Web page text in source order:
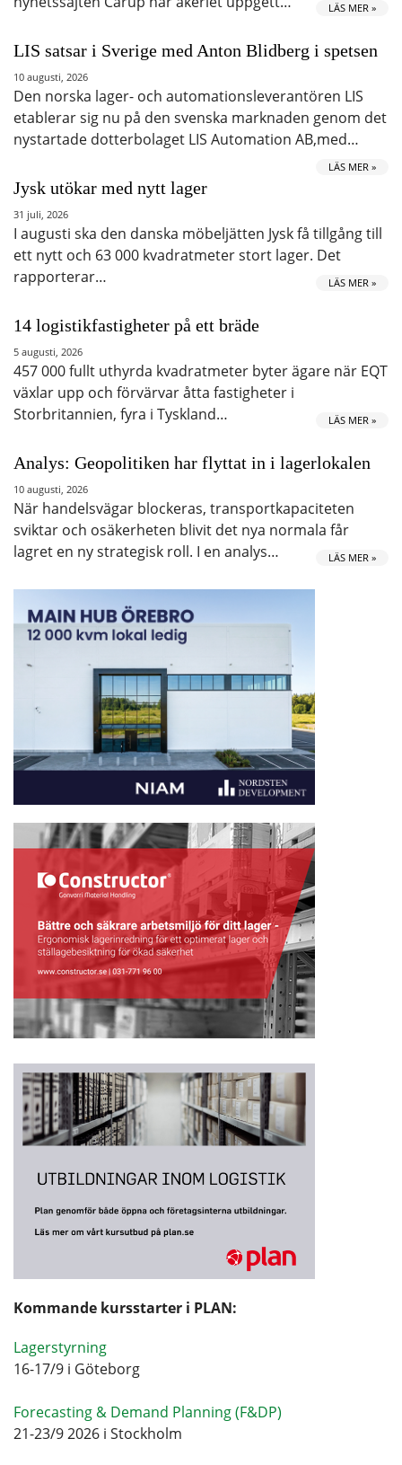
LÄS MER »
LIS satsar i Sverige med Anton Blidberg i spetsen
10 augusti, 2026
Den norska lager- och automationsleverantören LIS
etablerar sig nu på den svenska marknaden genom det
nystartade dotterbolaget LIS Automation AB,med…
LÄS MER »
Jysk utökar med nytt lager
31 juli, 2026
I augusti ska den danska möbeljätten Jysk få tillgång till
ett nytt och 63 000 kvadratmeter stort lager. Det
rapporterar…
LÄS MER »
14 logistikfastigheter på ett bräde
5 augusti, 2026
457 000 fullt uthyrda kvadratmeter byter ägare när EQT
växlar upp och förvärvar åtta fastigheter i
Storbritannien, fyra i Tyskland…
LÄS MER »
Analys: Geopolitiken har flyttat in i lagerlokalen
10 augusti, 2026
När handelsvägar blockeras, transportkapaciteten
sviktar och osäkerheten blivit det nya normala får
lagret en ny strategisk roll. I en analys…
LÄS MER »
Kommande kursstarter i PLAN:
Lagerstyrning
16-17/9 i Göteborg
Forecasting & Demand Planning (F&DP)
21-23/9 2026 i Stockholm